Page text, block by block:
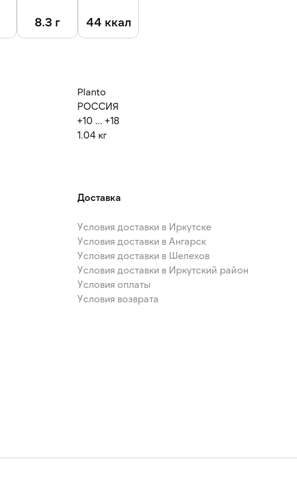
8.3 г 44 ккал
Planto
РОССИЯ
+10 ... +18
1.04 кг
Доставка
Условия доставки в Иркутске
Условия доставки в Ангарск
Условия доставки в Шелехов
Условия доставки в Иркутский район
Условия оплаты
Условия возврата